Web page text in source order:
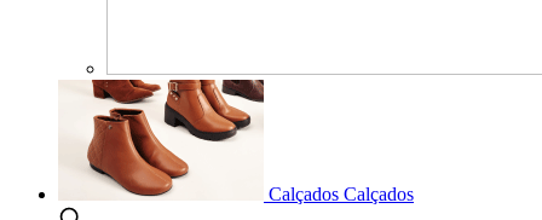
Calçados Calçados